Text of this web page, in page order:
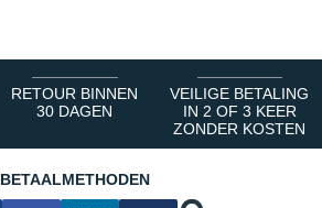
RETOUR BINNEN
30 DAGEN
VEILIGE BETALING
IN 2 OF 3 KEER
ZONDER KOSTEN
BETAALMETHODEN